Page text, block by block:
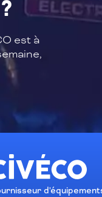
est à